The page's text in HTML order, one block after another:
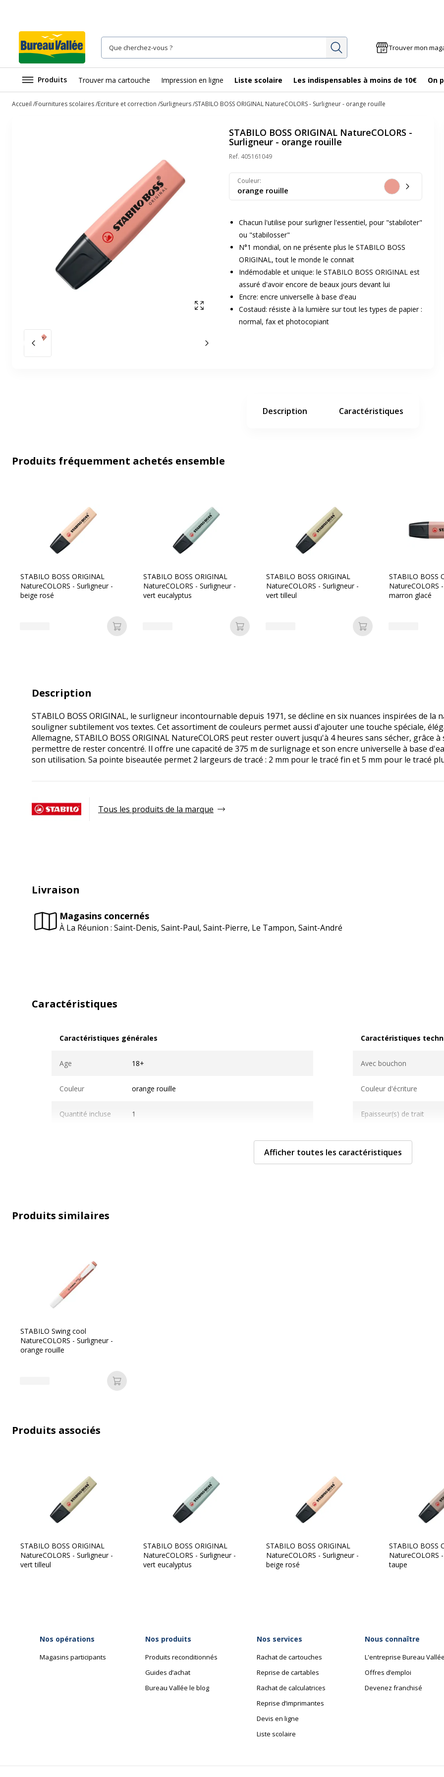
Rechercher Trouver mon
Produits Trouver ma cartouche Impression en ligne Liste scolaire Les indispensables à moins de 10€ On
Accueil Fournitures scolaires Ecriture et correction Surligneurs STABILO BOSS ORIGINAL NatureCOLORS - Surligneur - orange rouille
Afficher en plein écran
Slide précédent Slide suivant
STABILO BOSS ORIGINAL NatureCOLORS -
Surligneur - orange rouille
Ref. 405161049
Couleur:
orange rouille
Chacun l'utilise pour surligner l'essentiel, pour "stabiloter"
ou "stabilosser"
N°1 mondial, on ne présente plus le STABILO BOSS
ORIGINAL, tout le monde le connait
Indémodable et unique: le STABILO BOSS ORIGINAL est
assuré d'avoir encore de beaux jours devant lui
Encre: encre universelle à base d'eau
Costaud: résiste à la lumière sur tout les types de papier :
normal, fax et photocopiant
Description Caractéristiques
Produits fréquemment achetés ensemble
STABILO BOSS ORIGINAL
NatureCOLORS - Surligneur -
beige rosé
Ajouter au panier
STABILO BOSS ORIGINAL
NatureCOLORS - Surligneur -
vert eucalyptus
Ajouter au panier
STABILO BOSS ORIGINAL
NatureCOLORS - Surligneur -
vert tilleul
Ajouter au panier
STABILO BOSS
NatureCOLORS
marron glacé
Description
STABILO BOSS ORIGINAL, le surligneur incontournable depuis 1971, se décline en six nuances inspirées de
souligner subtilement vos textes. Cet assortiment de couleurs permet aussi d'ajouter une touche spéciale,
Allemagne, STABILO BOSS ORIGINAL NatureCOLORS peut rester ouvert jusqu'à 4 heures sans sécher, grâce
permettre de rester concentré. Il offre une capacité de 375 m de surlignage et son encre universelle à base
son utilisation. Sa pointe biseautée permet 2 largeurs de tracé : 2 mm pour le tracé fin et 5 mm pour le tracé
Tous les produits de la marque
Livraison
Magasins concernés
À La Réunion : Saint-Denis, Saint-Paul, Saint-Pierre, Le Tampon, Saint-André
Caractéristiques
Caractéristiques générales
Age 18+
Couleur orange rouille
Quantité incluse 1
Stylos à pointe de fibre, marqueurs et surligneurs
Caractéristiques
Avec bouchon
Couleur d'écriture
Epaisseur(s) de trait
Fonctionnalités
Données d'identification
Code barre maitre
Référence produit fabricant
Afficher toutes les caractéristiques
Produits similaires
STABILO Swing cool
NatureCOLORS - Surligneur -
orange rouille
Ajouter au panier
Produits associés
STABILO BOSS ORIGINAL
NatureCOLORS - Surligneur -
vert tilleul
STABILO BOSS ORIGINAL
NatureCOLORS - Surligneur -
vert eucalyptus
STABILO BOSS ORIGINAL
NatureCOLORS - Surligneur -
beige rosé
STABILO BOSS
NatureCOLORS
taupe
Nos opérations
Magasins participants
Nos produits
Produits reconditionnés
Guides d’achat
Bureau Vallée le blog
Nos services
Rachat de cartouches
Reprise de cartables
Rachat de calculatrices
Reprise d’imprimantes
Devis en ligne
Liste scolaire
Nous connaître
L'entreprise Bureau Vallée
Offres d’emploi
Devenez franchisé